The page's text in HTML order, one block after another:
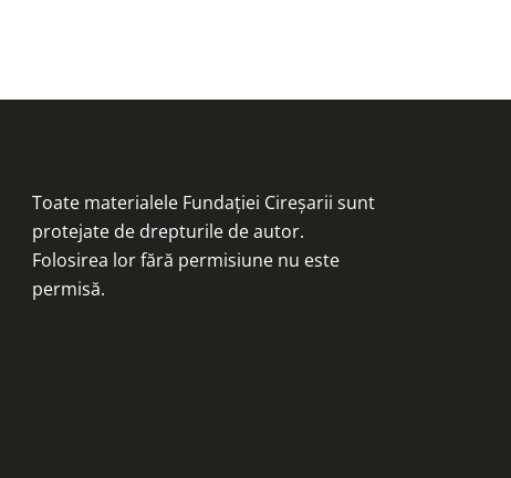
Toate materialele Fundației Cireșarii sunt
protejate de drepturile de autor.
Folosirea lor fără permisiune nu este
permisă.